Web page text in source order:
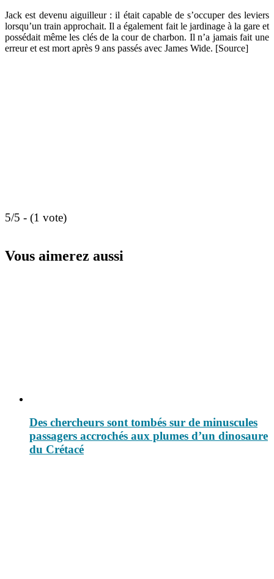
Jack est devenu aiguilleur : il était capable de s’occuper des leviers
lorsqu’un train approchait. Il a également fait le jardinage à la gare et
possédait même les clés de la cour de charbon. Il n’a jamais fait une
erreur et est mort après 9 ans passés avec James Wide. [Source]
5/5 - (1 vote)
Vous aimerez aussi
Des chercheurs sont tombés sur de minuscules
passagers accrochés aux plumes d’un dinosaure
du Crétacé